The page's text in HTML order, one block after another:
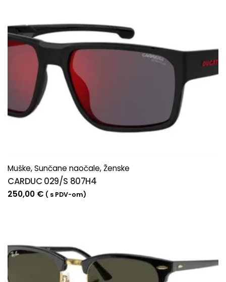
Muške,Sunčane naočale,Ženske
CARDUC 029/S 807H4
250,00 € ( s PDV-om)